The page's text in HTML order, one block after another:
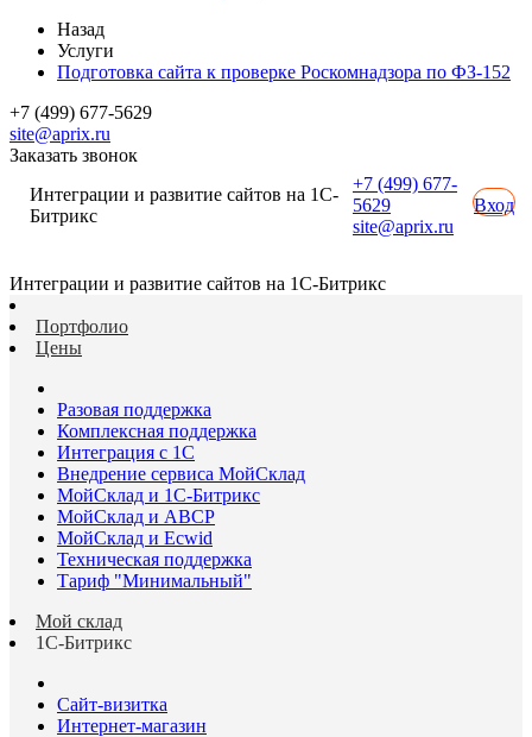
Назад
Услуги
Подготовка сайта к проверке Роскомнадзора по ФЗ-152
+7 (499) 677-5629
site@aprix.ru
Заказать звонок
Интеграции и развитие сайтов на 1С-
Битрикс
+7 (499) 677-
5629
site@aprix.ru
Вход
Интеграции и развитие сайтов на 1С-Битрикс
Портфолио
Цены
Разовая поддержка
Комплексная поддержка
Интеграция с 1С
Внедрение сервиса МойСклад
МойСклад и 1С-Битрикс
МойСклад и ABCP
МойСклад и Ecwid
Техническая поддержка
Тариф "Минимальный"
Мой склад
1С-Битрикс
Сайт-визитка
Интернет-магазин